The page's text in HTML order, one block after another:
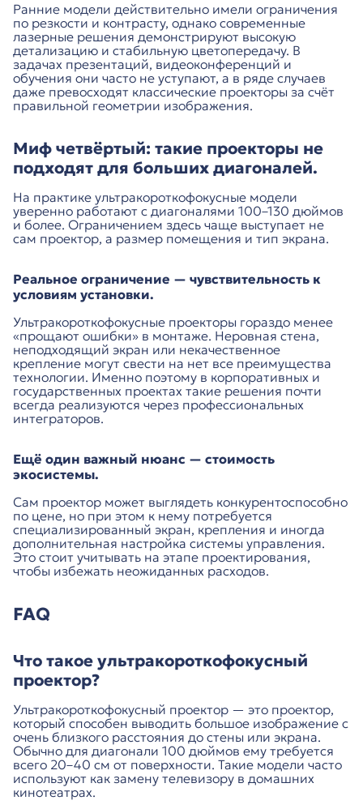
Ранние модели действительно имели ограничения
по резкости и контрасту, однако современные
лазерные решения демонстрируют высокую
детализацию и стабильную цветопередачу. В
задачах презентаций, видеоконференций и
обучения они часто не уступают, а в ряде случаев
даже превосходят классические проекторы за счёт
правильной геометрии изображения.
Миф четвёртый: такие проекторы не
подходят для больших диагоналей.
На практике ультракороткофокусные модели
уверенно работают с диагоналями 100–130 дюймов
и более. Ограничением здесь чаще выступает не
сам проектор, а размер помещения и тип экрана.
Реальное ограничение — чувствительность к
условиям установки.
Ультракороткофокусные проекторы гораздо менее
«прощают ошибки» в монтаже. Неровная стена,
неподходящий экран или некачественное
крепление могут свести на нет все преимущества
технологии. Именно поэтому в корпоративных и
государственных проектах такие решения почти
всегда реализуются через профессиональных
интеграторов.
Ещё один важный нюанс — стоимость
экосистемы.
Сам проектор может выглядеть конкурентоспособно
по цене, но при этом к нему потребуется
специализированный экран, крепления и иногда
дополнительная настройка системы управления.
Это стоит учитывать на этапе проектирования,
чтобы избежать неожиданных расходов.
FAQ
Что такое ультракороткофокусный
проектор?
Ультракороткофокусный проектор — это проектор,
который способен выводить большое изображение с
очень близкого расстояния до стены или экрана.
Обычно для диагонали 100 дюймов ему требуется
всего 20–40 см от поверхности. Такие модели часто
используют как замену телевизору в домашних
кинотеатрах.